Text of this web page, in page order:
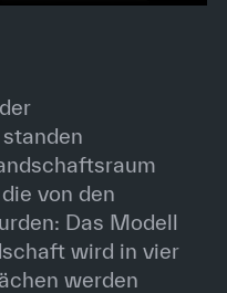
von den
Das Modell
wird in vier
werden